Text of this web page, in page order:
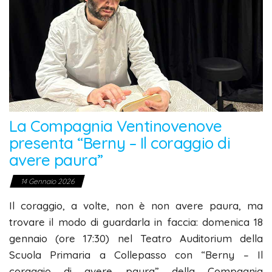
La Compagnia Ventinovenove
presenta “Berny – Il coraggio di
avere paura”
14 Gennaio 2026
Il coraggio, a volte, non è non avere paura, ma
trovare il modo di guardarla in faccia: domenica 18
gennaio (ore 17:30) nel Teatro Auditorium della
Scuola Primaria a Collepasso con “Berny – Il